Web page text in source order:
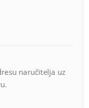
naručitelja uz